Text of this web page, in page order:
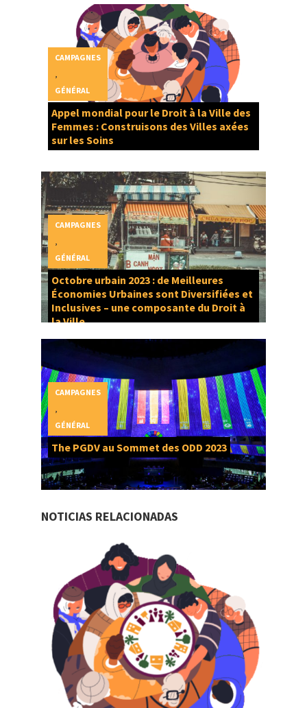
Appel mondial pour le Droit à la Ville des
Femmes : Construisons des Villes axées
sur les Soins
CAMPAGNES
,
GÉNÉRAL
Octobre urbain 2023 : de Meilleures
Économies Urbaines sont Diversifiées et
Inclusives – une composante du Droit à
la Ville
CAMPAGNES
,
GÉNÉRAL
The PGDV au Sommet des ODD 2023
CAMPAGNES
,
GÉNÉRAL
NOTICIAS RELACIONADAS